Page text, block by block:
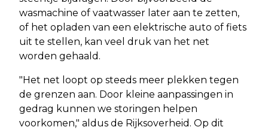
wasmachine of vaatwasser later aan te zetten,
of het opladen van een elektrische auto of fiets
uit te stellen, kan veel druk van het net
worden gehaald.
"Het net loopt op steeds meer plekken tegen
de grenzen aan. Door kleine aanpassingen in
gedrag kunnen we storingen helpen
voorkomen," aldus de Rijksoverheid. Op dit